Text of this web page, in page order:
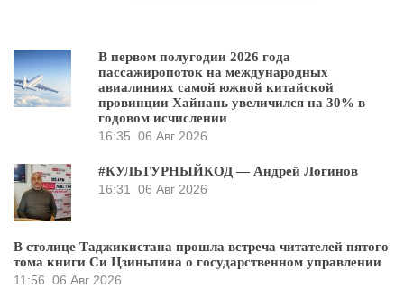
В первом полугодии 2026 года
пассажиропоток на международных
авиалиниях самой южной китайской
провинции Хайнань увеличился на 30% в
годовом исчислении
16:35 06 Авг 2026
#КУЛЬТУРНЫЙКОД — Андрей Логинов
16:31
06 Авг 2026
В столице Таджикистана прошла встреча читателей пятого
тома книги Си Цзиньпина о государственном управлении
11:56 06 Авг 2026